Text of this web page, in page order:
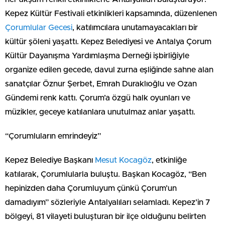
Kepez Kültür Festivali etkinlikleri kapsamında, düzenlenen
Çorumlular Gecesi, katılımcılara unutamayacakları bir
kültür şöleni yaşattı. Kepez Belediyesi ve Antalya Çorum
Kültür Dayanışma Yardımlaşma Derneği işbirliğiyle
organize edilen gecede, davul zurna eşliğinde sahne alan
sanatçılar Öznur Şerbet, Emrah Duraklıoğlu ve Ozan
Gündemi renk kattı. Çorum’a özgü halk oyunları ve
müzikler, geceye katılanlara unutulmaz anlar yaşattı.
“Çorumluların emrindeyiz”
Kepez Belediye Başkanı Mesut Kocagöz, etkinliğe
katılarak, Çorumlularla buluştu. Başkan Kocagöz, “Ben
hepinizden daha Çorumluyum çünkü Çorum’un
damadıyım” sözleriyle Antalyalıları selamladı. Kepez’in 7
bölgeyi, 81 vilayeti buluşturan bir ilçe olduğunu belirten